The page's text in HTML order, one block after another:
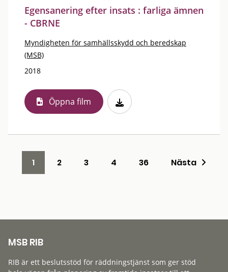
Egensanering efter insats : farliga ämnen
- CBRNE
Myndigheten för samhällsskydd och beredskap
(MSB)
2018
Öppna film
1 2 3 4 36 Nästa
MSB RIB
RIB är ett beslutsstöd för räddningstjänst som ger stöd